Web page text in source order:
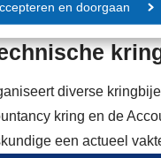
en doorgaan
diverse
kring en de
een actueel